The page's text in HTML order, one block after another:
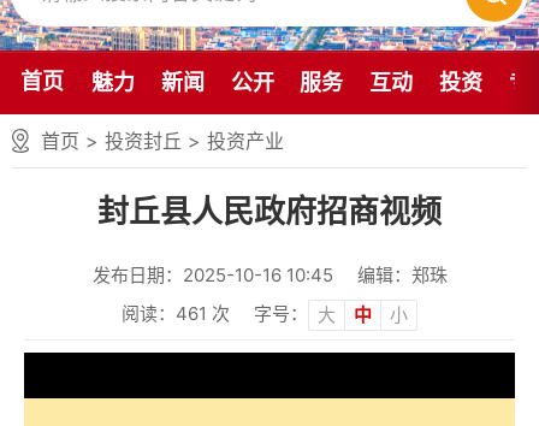
首页 魅力 新闻 公开 服务 互动 投资 专
首页 > 投资封丘 > 投资产业
封丘县人民政府招商视频
发布日期：2025-10-16 10:45
编辑：郑珠
阅读： 461 次 字号： 大 中 小